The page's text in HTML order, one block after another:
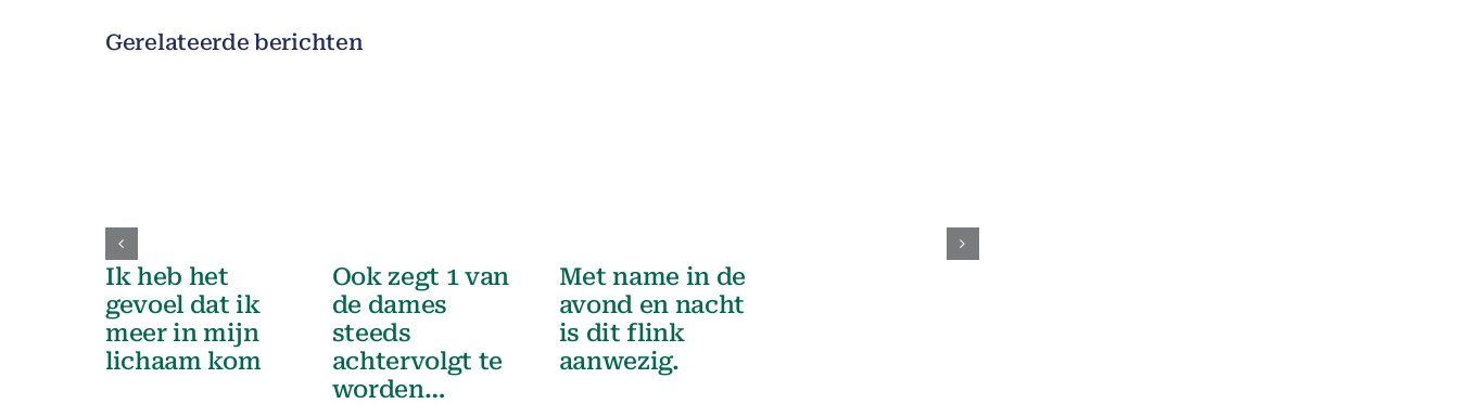
Gerelateerde berichten
Ik heb het
gevoel dat ik
meer in mijn
lichaam kom
Ook zegt 1 van
de dames
steeds
achtervolgt te
worden…
Met name in de
avond en nacht
is dit flink
aanwezig.